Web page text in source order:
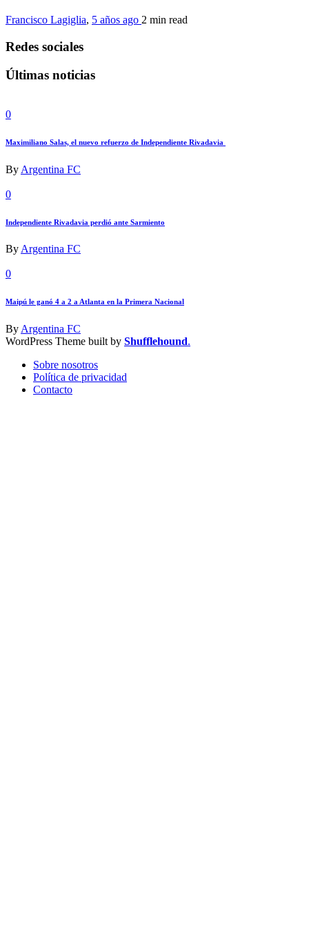
Francisco Lagiglia, 5 años ago 2 min read
Redes sociales
Últimas noticias
0
Maximiliano Salas, el nuevo refuerzo de Independiente Rivadavia
By Argentina FC
0
Independiente Rivadavia perdió ante Sarmiento
ByArgentina FC
0
Maipú le ganó 4 a 2 a Atlanta en la Primera Nacional
ByArgentina FC
WordPress Theme built by Shufflehound.
Sobre nosotros
Política de privacidad
Contacto